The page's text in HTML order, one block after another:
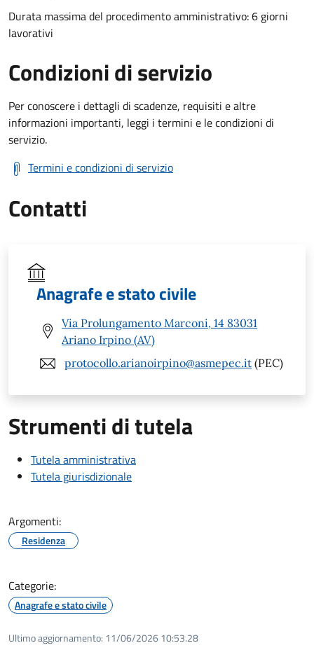
Durata massima del procedimento amministrativo: 6 giorni
lavorativi
Condizioni di servizio
Per conoscere i dettagli di scadenze, requisiti e altre
informazioni importanti, leggi i termini e le condizioni di
servizio.
Termini e condizioni di servizio
Contatti
Anagrafe e stato civile
Via Prolungamento Marconi, 14 83031
Ariano Irpino (AV)
protocollo.arianoirpino@asmepec.it (PEC)
Strumenti di tutela
Tutela amministrativa
Tutela giurisdizionale
Argomenti:
Residenza
Categorie:
Anagrafe e stato civile
Ultimo aggiornamento: 11/06/2026 10:53.28